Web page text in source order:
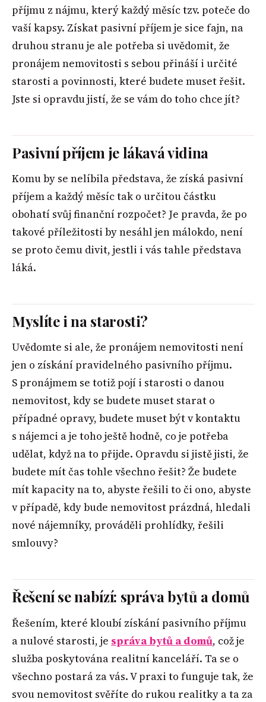
příjmu z nájmu, který každý měsíc tzv. poteče do
vaší kapsy. Získat pasivní příjem je sice fajn, na
druhou stranu je ale potřeba si uvědomit, že
pronájem nemovitosti s sebou přináší i určité
starosti a povinnosti, které budete muset řešit.
Jste si opravdu jistí, že se vám do toho chce jít?
Pasivní příjem je lákavá vidina
Komu by se nelíbila představa, že získá pasivní
příjem a každý měsíc tak o určitou částku
obohatí svůj finanční rozpočet? Je pravda, že po
takové příležitosti by nesáhl jen málokdo, není
se proto čemu divit, jestli i vás tahle představa
láká.
Myslíte i na starosti?
Uvědomte si ale, že pronájem nemovitosti není
jen o získání pravidelného pasivního příjmu.
S pronájmem se totiž pojí i starosti o danou
nemovitost, kdy se budete muset starat o
případné opravy, budete muset být v kontaktu
s nájemci a je toho ještě hodně, co je potřeba
udělat, když na to přijde. Opravdu si jistě jisti, že
budete mít čas tohle všechno řešit? Že budete
mít kapacity na to, abyste řešili to či ono, abyste
v případě, kdy bude nemovitost prázdná, hledali
nové nájemníky, prováděli prohlídky, řešili
smlouvy?
Řešení se nabízí: správa bytů a domů
Řešením, které kloubí získání pasivního příjmu
a nulové starosti, je správa bytů a domů, což je
služba poskytována realitní kanceláří. Ta se o
všechno postará za vás. V praxi to funguje tak, že
svou nemovitost svěříte do rukou realitky a ta za